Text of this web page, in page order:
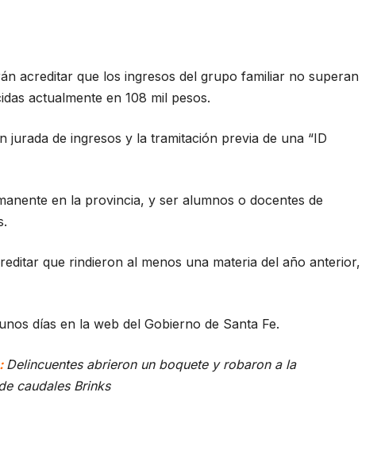
acreditar que los ingresos del grupo familiar no superan
actualmente en 108 mil pesos.
jurada de ingresos y la tramitación previa de una “ID
en la provincia, y ser alumnos o docentes de
que rindieron al menos una materia del año anterior,
días en la web del Gobierno de Santa Fe.
Delincuentes abrieron un boquete y robaron a la
caudales Brinks